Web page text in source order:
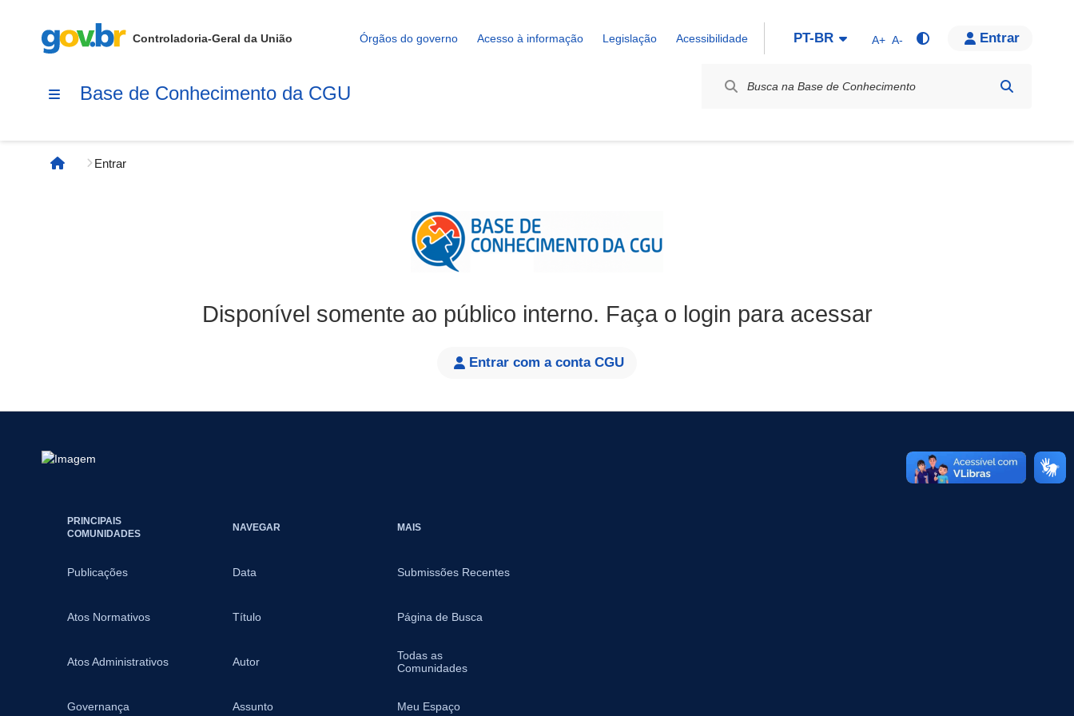
Controladoria-Geral da União Órgãos do governo Acesso à informação Legislação Acessibilidade PT-BR A+ A- Entrar
Base de Conhecimento da CGU
Página inicial
Entrar
Disponível somente ao público interno. Faça o login para acessar
Entrar com a conta CGU
PRINCIPAIS
COMUNIDADES
Publicações
Atos Normativos
Atos Administrativos
Governança
NAVEGAR
Data
Título
Autor
Assunto
MAIS
Submissões Recentes
Página de Busca
Todas as
Comunidades
Meu Espaço